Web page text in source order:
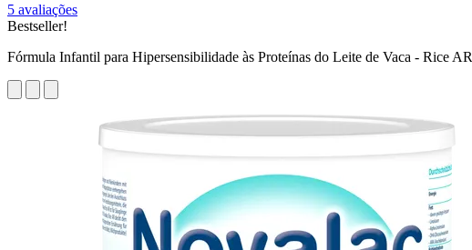
5 avaliações
Bestseller!
Fórmula Infantil para Hipersensibilidade às Proteínas do Leite de Vaca - Rice AR